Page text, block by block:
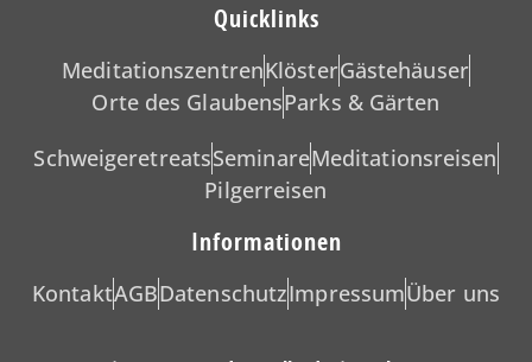
Quicklinks
MeditationszentrenKlösterGästehäuser
Orte des GlaubensParks & Gärten
SchweigeretreatsSeminareMeditationsreisen
Pilgerreisen
Informationen
KontaktAGBDatenschutzImpressumÜber uns